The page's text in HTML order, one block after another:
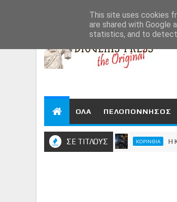
ΟΛΑ ΠΕΛΟΠΟΝΝΗΣΟΣ
ΣΕ ΤΙΤΛΟΥΣ ΚΟΡΙΝΘΙΑ Η
This site uses cookies
are shared with Google
statistics, and to detect